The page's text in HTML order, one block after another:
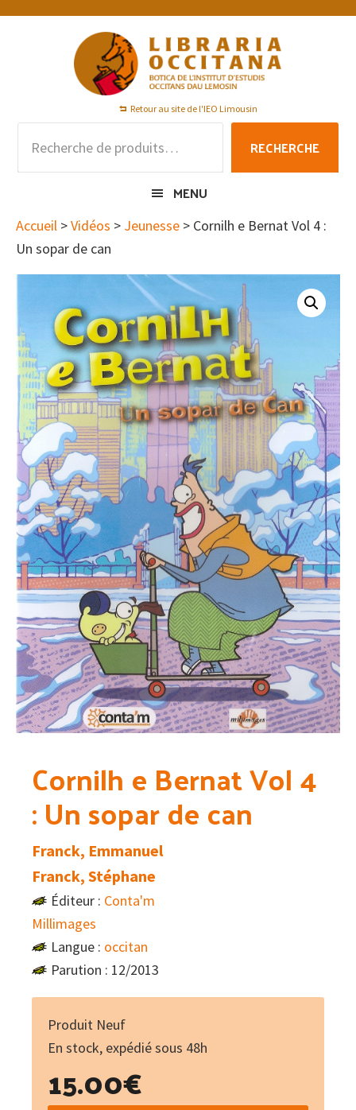
Passer
Passer
Passer
Retour au site de l'IEO Limousin
pour :
RECHERCHE
MENU
Accueil >Vidéos > Jeunesse > Cornilh e Bernat Vol 4 :
Un sopar de can
Cornilh e Bernat Vol 4
: Un sopar de can
Franck, Emmanuel
Franck, Stéphane
Éditeur : Conta'm
Millimages
Langue : occitan
Parution : 12/2013
Produit Neuf
En stock, expédié sous 48h
15.00€